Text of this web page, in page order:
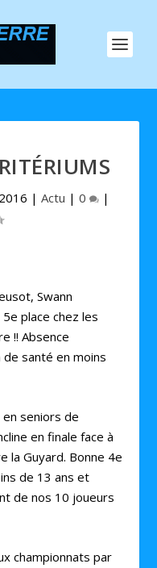
| Actu | 0 |
Swann
place chez les
!! Absence
de santé en moins
seniors de
en finale face à
la Guyard. Bonne 4e
de 13 ans et
de nos 10 joueurs
championnats par